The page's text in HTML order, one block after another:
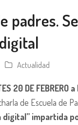
padres.
Actualidad
20 DE FEBRERO
de Escuela de
digital” impartida